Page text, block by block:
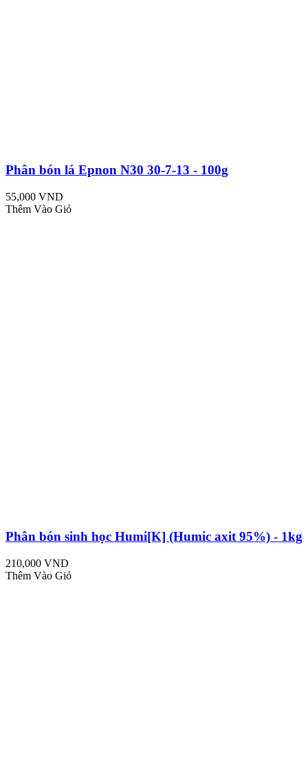
Phân bón lá Epnon N30 30-7-13 - 100g
55,000 VND
Thêm Vào Giỏ
Phân bón sinh học Humi[K] (Humic axit 95%) - 1kg
210,000 VND
Thêm Vào Giỏ